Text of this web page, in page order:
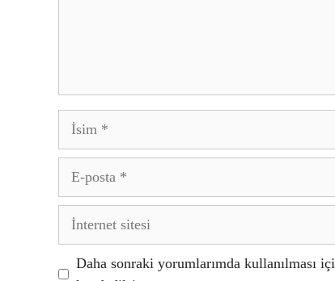
İsim
posta
İnternet
Daha sonraki yorumlarımda kullanılması